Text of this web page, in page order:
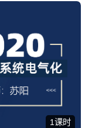
1课时